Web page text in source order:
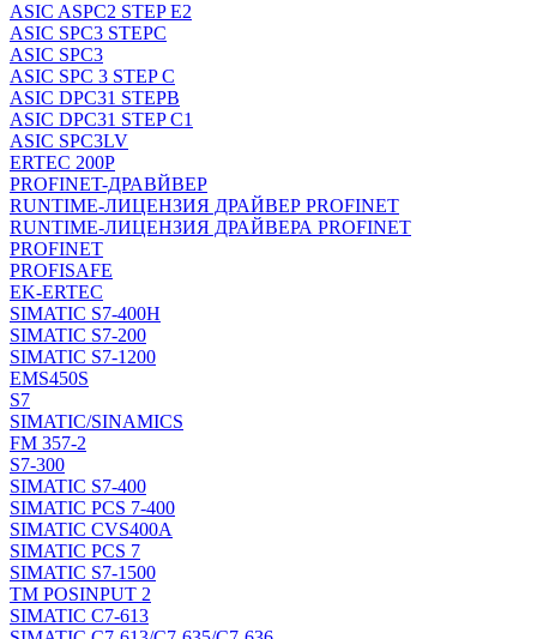
ASIC ASPC2 STEP E2
ASIC SPC3 STEPC
ASIC SPC3
ASIC SPC 3 STEP C
ASIC DPC31 STEPB
ASIC DPC31 STEP C1
ASIC SPC3LV
ERTEC 200P
PROFINET-ДРАВЙВЕР
RUNTIME-ЛИЦЕНЗИЯ ДРАЙВЕР PROFINET
RUNTIME-ЛИЦЕНЗИЯ ДРАЙВЕРА PROFINET
PROFINET
PROFISAFE
EK-ERTEC
SIMATIC S7-400H
SIMATIC S7-200
SIMATIC S7-1200
EMS450S
S7
SIMATIC/SINAMICS
FM 357-2
S7-300
SIMATIC S7-400
SIMATIC PCS 7-400
SIMATIC CVS400A
SIMATIC PCS 7
SIMATIC S7-1500
TM POSINPUT 2
SIMATIC C7-613